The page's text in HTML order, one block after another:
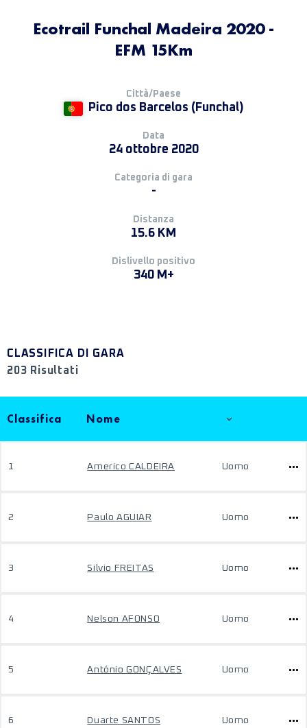
Ecotrail Funchal Madeira 2020 -
EFM 15Km
Città/Paese
Pico dos Barcelos (Funchal)
Data
24 ottobre 2020
Categoria di gara
-
Distanza
15.6 KM
Dislivello positivo
340 M+
CLASSIFICA DI GARA
203 Risultati
Classifica Nome
1 Americo CALDEIRA Uomo
2 Paulo AGUIAR Uomo
3 Silvio FREITAS Uomo
4 Nelson AFONSO Uomo
5 António GONÇALVES Uomo
6 Duarte SANTOS Uomo